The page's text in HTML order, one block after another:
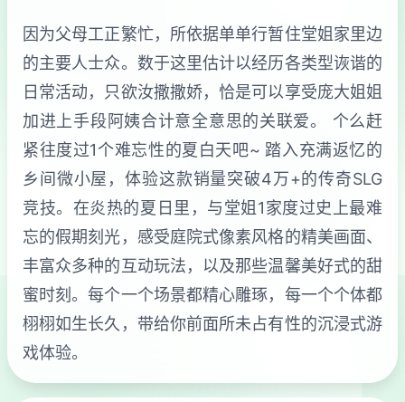
因为父母工正繁忙，所依据单单行暂住堂姐家里边
的主要人士众。数于这里估计以经历各类型诙谐的
日常活动，只欲汝撒撒娇，恰是可以享受庞大姐姐
加进上手段阿姨合计意全意思的关联爱。 个么赶
紧往度过1个难忘性的夏白天吧~ 踏入充满返忆的
乡间微小屋，体验这款销量突破4万+的传奇SLG
竞技。在炎热的夏日里，与堂姐1家度过史上最难
忘的假期刻光，感受庭院式像素风格的精美画面、
丰富众多种的互动玩法，以及那些温馨美好式的甜
蜜时刻。每个一个场景都精心雕琢，每一个个体都
栩栩如生长久，带给你前面所未占有性的沉浸式游
戏体验。